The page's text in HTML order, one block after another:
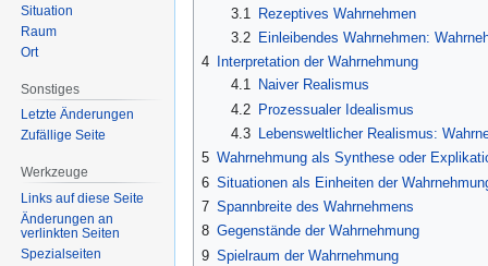
3.1
Rezeptives Wahrnehmen
3.2
Einleibendes Wahrnehmen:
4
Interpretation der Wahrnehmung
4.1
Naiver Realismus
4.2 Prozessualer Idealismus
4.3
Lebensweltlicher Realismus:
5 Wahrnehmung als Synthese oder
6 Situationen als Einheiten der
7 Spannbreite des Wahrnehmens
8 Gegenstände der Wahrnehmung
9 Spielraum der Wahrnehmung
Situation
Raum
Ort
Sonstiges
Letzte Änderungen
Zufällige Seite
Werkzeuge
Links auf diese Seite
Änderungen an
verlinkten Seiten
Spezialseiten